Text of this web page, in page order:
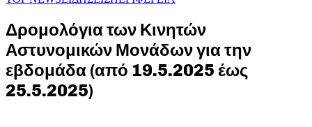
Δρομολόγια των Κινητών
Αστυνομικών Μονάδων για την
εβδομάδα (από 19.5.2025 έως
25.5.2025)